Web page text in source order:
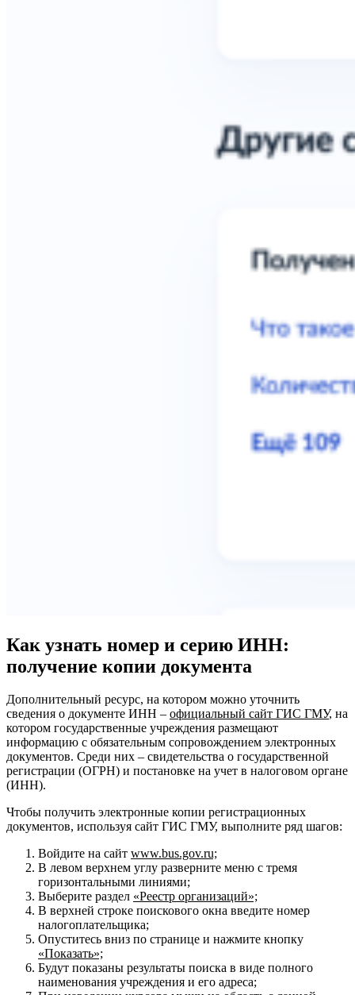
Как узнать номер и серию ИНН:
получение копии документа
Дополнительный ресурс, на котором можно уточнить
сведения о документе ИНН – официальный сайт ГИС ГМУ, на
котором государственные учреждения размещают
информацию с обязательным сопровождением электронных
документов. Среди них – свидетельства о государственной
регистрации (ОГРН) и постановке на учет в налоговом органе
(ИНН).
Чтобы получить электронные копии регистрационных
документов, используя сайт ГИС ГМУ, выполните ряд шагов:
Войдите на сайт www.bus.gov.ru;
В левом верхнем углу разверните меню с тремя
горизонтальными линиями;
Выберите раздел «Реестр организаций»;
В верхней строке поискового окна введите номер
налогоплательщика;
Опуститесь вниз по странице и нажмите кнопку
«Показать»;
Будут показаны результаты поиска в виде полного
наименования учреждения и его адреса;